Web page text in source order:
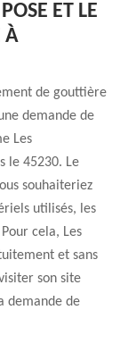
ET LE
À
de gouttière
demande de
Les
le 45230. Le
souhaiteriez
utilisés, les
cela, Les
et sans
son site
demande de